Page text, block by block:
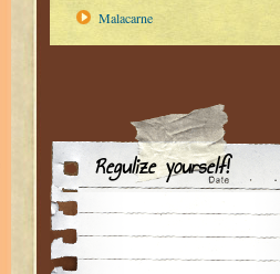
Malacarne
Regulize yourself!